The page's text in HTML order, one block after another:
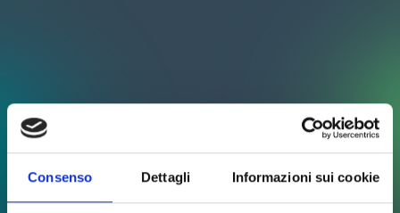
Consenso Dettagli Informazioni sui cookie